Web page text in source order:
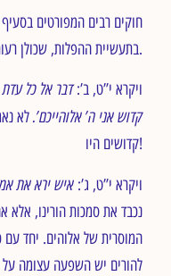
חוקים רבים המפורטים
בתעשיית ההפלות, שכולן רעות והרסניות.
ויקרא י”ט, ב’:דבר אל כל עדת
קדוש אני ה’ אלוהייכם’.לא
קדושים היו!
ויקרא י”ט, ג’: איש ירא את
נכבד את סמכות הורינו, אלא
המוסרית של אלוהים. יחד עם
להורים יש השפעה עצומה